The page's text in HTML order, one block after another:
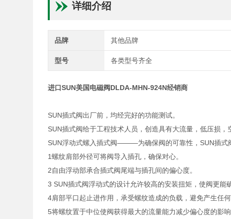
详细介绍
品牌 其他品牌
型号 各类型号齐全
进口SUN美国电磁阀DLDA-MHN-924N经销商
SUN插式阀出厂前，均经完好的功能测试。
SUN插式阀给于工程技术人员，创造具有大流量，低压损，
SUN浮动式螺入插式阀———为确保阀的可靠性，SUN插式
1螺纹肩部外径可将阀导入插孔，确保对心。
2自由浮动部承合插式阀尾端与插孔间的偏心度。
3 SUN插式阀浮动式的设计允许较高的安装扭矩，使阀更能
4肩部平口起止进作用，承受螺纹造成的负载，避免产生任
5将螺纹置于中位使阀获得最大的流量能力减少偏心度的影